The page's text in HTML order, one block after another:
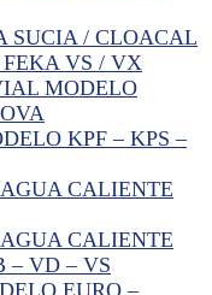
SUCIA / CLOACAL
VS / VX
MODELO
KPF – KPS –
CALIENTE
CALIENTE
– VD – VS
EURO –